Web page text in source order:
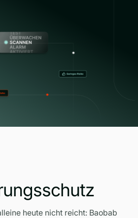
heute nicht reicht: Baobab